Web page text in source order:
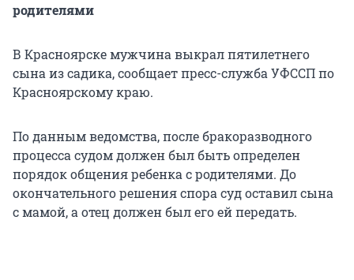
родителями
В Красноярске мужчина выкрал пятилетнего
сына из садика, сообщает пресс-служба УФССП по
Красноярскому краю.
По данным ведомства, после бракоразводного
процесса судом должен был быть определен
порядок общения ребенка с родителями. До
окончательного решения спора суд оставил сына
с мамой, а отец должен был его ей передать.